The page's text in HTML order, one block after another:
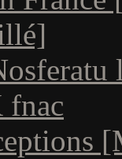
fnac